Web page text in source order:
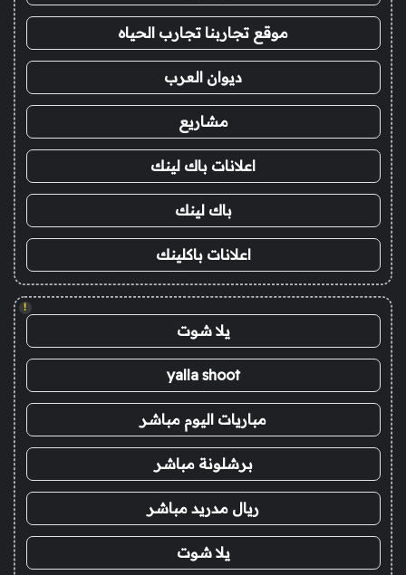
موقع تجاربنا تجارب الحياه
ديوان العرب
مشاريع
اعلانات باك لينك
باك لينك
اعلانات باكلينك
!
يلا شوت
yalla shoot
مباريات اليوم مباشر
برشلونة مباشر
ريال مدريد مباشر
يلا شوت